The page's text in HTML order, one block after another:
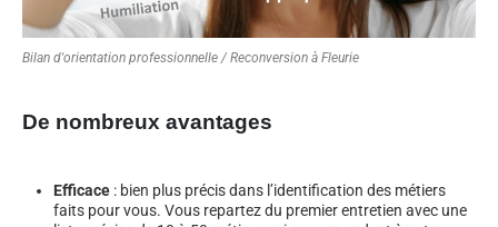
Bilan d'orientation professionnelle / Reconversion à Fleurie
De nombreux avantages
Efficace : bien plus précis dans l’identification des métiers
faits pour vous. Vous repartez du premier entretien avec une